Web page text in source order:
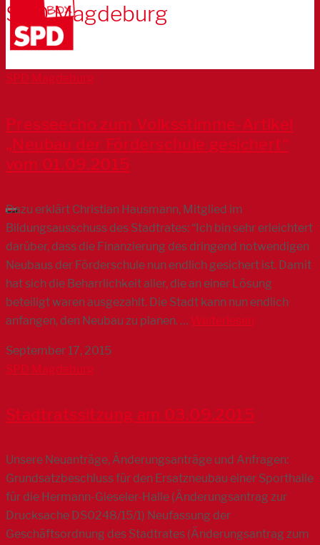
SPD Magdeburg
SPD Magdeburg
Presseecho zum Volksstimme-Artikel
„Neubau der Förderschule gesichert“
vom 01.09.2015
Dazu erklärt Christian Hausmann, Mitglied im
Bildungsausschuss des Stadtrates: “Ich bin sehr erleichtert
darüber, dass die Finanzierung des dringend notwendigen
Neubaus der Förderschule nun endlich gesichert ist. Damit
hat sich die Beharrlichkeit aller, die an einer Lösung
beteiligt waren ausgezahlt. Die Stadt kann nun endlich
anfangen, den Neubau zu planen. … Weiterlesen
September 17, 2015
SPD Magdeburg
Stadtratssitzung am 03.09.2015
Unsere Neuanträge, Änderungsanträge und Anfragen:
Grundsatzbeschluss für den Ersatzneubau einer Sporthalle
für die Hermann-Gieseler-Halle (Änderungsantrag zur
Drucksache DS0248/15/1) Neufassung der
Geschäftsordnung des Stadtrates (Änderungsantrag zum